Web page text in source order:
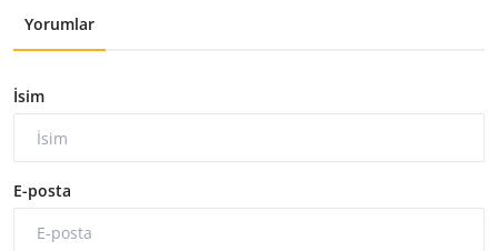
Yorumlar
İsim
E-posta